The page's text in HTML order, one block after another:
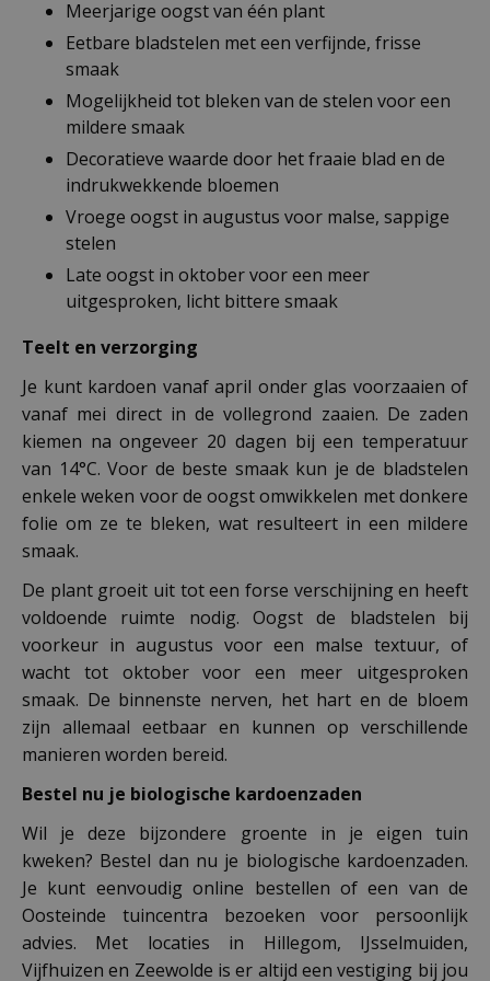
Meerjarige oogst van één plant
Eetbare bladstelen met een verfijnde, frisse
smaak
Mogelijkheid tot bleken van de stelen voor een
mildere smaak
Decoratieve waarde door het fraaie blad en de
indrukwekkende bloemen
Vroege oogst in augustus voor malse, sappige
stelen
Late oogst in oktober voor een meer
uitgesproken, licht bittere smaak
Teelt en verzorging
Je kunt kardoen vanaf april onder glas voorzaaien of
vanaf mei direct in de vollegrond zaaien. De zaden
kiemen na ongeveer 20 dagen bij een temperatuur
van 14°C. Voor de beste smaak kun je de bladstelen
enkele weken voor de oogst omwikkelen met donkere
folie om ze te bleken, wat resulteert in een mildere
smaak.
De plant groeit uit tot een forse verschijning en heeft
voldoende ruimte nodig. Oogst de bladstelen bij
voorkeur in augustus voor een malse textuur, of
wacht tot oktober voor een meer uitgesproken
smaak. De binnenste nerven, het hart en de bloem
zijn allemaal eetbaar en kunnen op verschillende
manieren worden bereid.
Bestel nu je biologische kardoenzaden
Wil je deze bijzondere groente in je eigen tuin
kweken? Bestel dan nu je biologische kardoenzaden.
Je kunt eenvoudig online bestellen of een van de
Oosteinde tuincentra bezoeken voor persoonlijk
advies. Met locaties in Hillegom, IJsselmuiden,
Vijfhuizen en Zeewolde is er altijd een vestiging bij jou